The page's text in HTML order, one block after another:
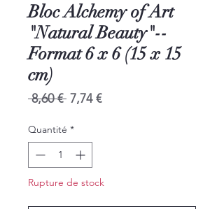
Bloc Alchemy of Art
"Natural Beauty"--
Format 6 x 6 (15 x 15
cm)
8,60 € Prix
7,74 €Prix
Quantité *
Rupture de stock